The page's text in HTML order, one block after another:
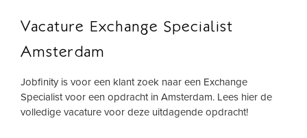
Vacature Exchange Specialist
Amsterdam
Jobfinity is voor een klant zoek naar een Exchange
Specialist voor een opdracht in Amsterdam. Lees hier de
volledige vacature voor deze uitdagende opdracht!